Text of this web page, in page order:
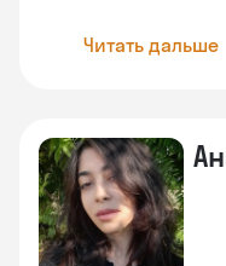
Читать дальше